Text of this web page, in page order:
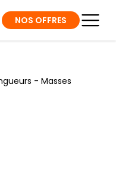
NOS OFFRES
- Masses